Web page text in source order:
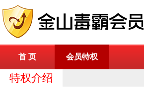
首 页 会员特权
特权介绍